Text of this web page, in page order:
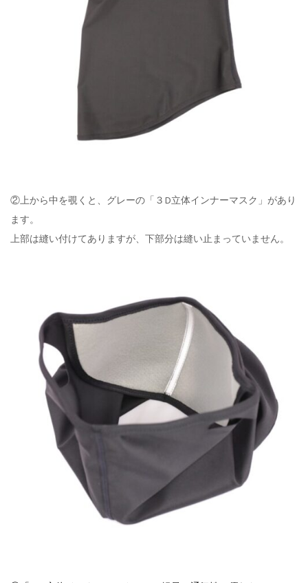
②上から中を覗くと、グレーの「３D立体インナーマスク」があり
ます。
上部は縫い付けてありますが、下部分は縫い止まっていません。